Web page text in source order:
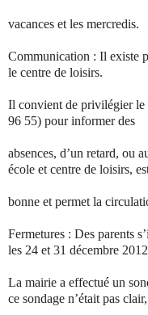
vacances et les mercredis.
Communication : Il existe
le centre de loisirs.
Il convient de privilégier le
96 55) pour informer des
absences, d’un retard, ou
école et centre de loisirs,
bonne et permet la
Fermetures : Des parents
les 24 et 31 décembre
La mairie a effectué un
ce sondage n’était pas clair,